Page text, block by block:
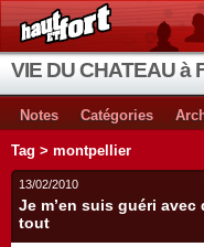
VIE DU CHATEAU à
Notes Catégories
Tag > montpellier
13/02/2010
Je m’en suis guéri avec
tout